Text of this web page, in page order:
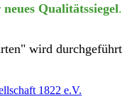
neues Qualitätssiegel.
wird durchgeführt